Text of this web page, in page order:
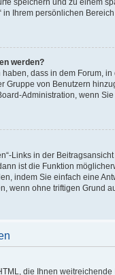
speichern und zu einem
in Ihrem persönlichen
werden?
dass in dem Forum,
Gruppe von Benutzern
Administration, wenn
Links in der
ist die Funktion
indem Sie einfach eine
wenn ohne triftigen Grund
die Ihnen